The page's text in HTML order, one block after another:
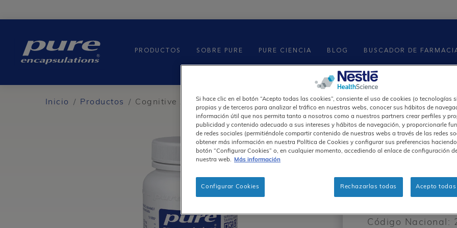
PRODUCTOS SOBRE PURE PURE CIENCIA BLOG BUSCADOR DE
Inicio Productos Cognitive Aminos
Sistema
Código Nacional:
Si hace clic en el botón “Acepto todas las cookies”, consiente el uso de cookies (o tecnologías
propias y de terceros para analizar el tráfico en nuestras webs, conocer sus hábitos de
información útil que nos permita tanto a nosotros como a nuestros partners crear perfiles y
publicidad y contenido adecuado a sus intereses y hábitos de navegación, y proporcionarle
de redes sociales (permitiéndole compartir contenido de nuestras webs a través de las redes
obtener más información en nuestra Política de Cookies y configurar sus preferencias haciendo
botón “Configurar Cookies” o, en cualquier momento, accediendo al enlace de configuración
nuestra web.
Más información
Rechazarlas todas Acepto todas
Configurar Cookies